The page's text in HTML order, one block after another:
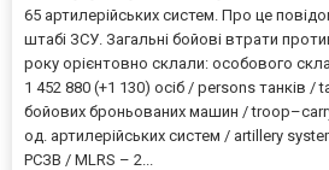
65 артилерійських систем. Про це
штабі ЗСУ. Загальні бойові втрати
року орієнтовно склали: особового
1 452 880 (+1 130) осіб / persons танків /
бойових броньованих машин /
од. артилерійських систем / artillery
РСЗВ / MLRS – 2...